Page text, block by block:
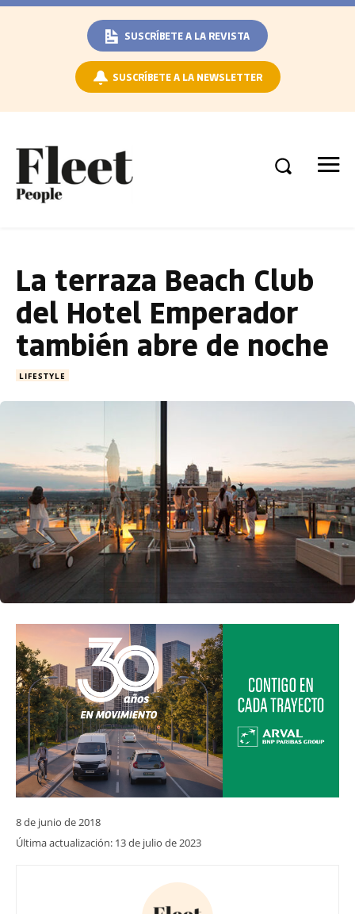
SUSCRÍBETE A LA REVISTA
SUSCRÍBETE A LA NEWSLETTER
La terraza Beach Club
del Hotel Emperador
también abre de noche
LIFESTYLE
8 de junio de 2018
Última actualización: 13 de julio de 2023